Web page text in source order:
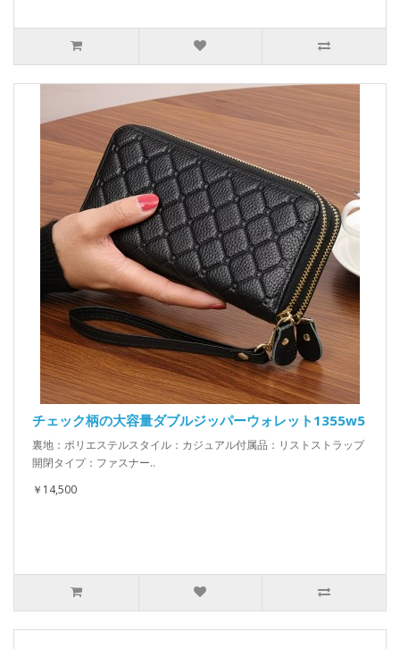
チェック柄の大容量ダブルジッパーウォレット1355w5
裏地：ポリエステルスタイル：カジュアル付属品：リストストラップ
開閉タイプ：ファスナー..
￥14,500